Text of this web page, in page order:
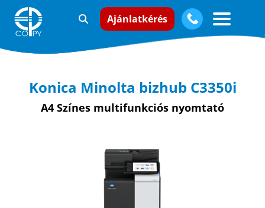
Ajánlatkérés
Konica Minolta bizhub C3350i
A4 Színes multifunkciós nyomtató